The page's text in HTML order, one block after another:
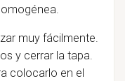
muy fácilmente.
y cerrar la tapa.
colocarlo en el